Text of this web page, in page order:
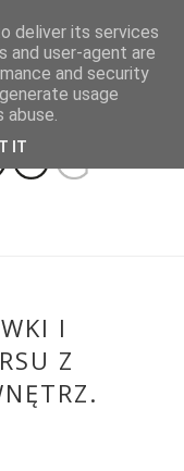
I
Z
deliver its services
and user-agent are
and security
usage
IT